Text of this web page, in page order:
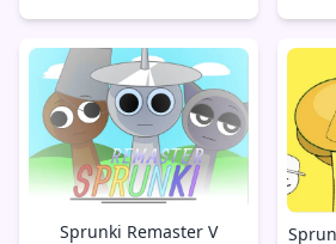
Sprunki Remaster V